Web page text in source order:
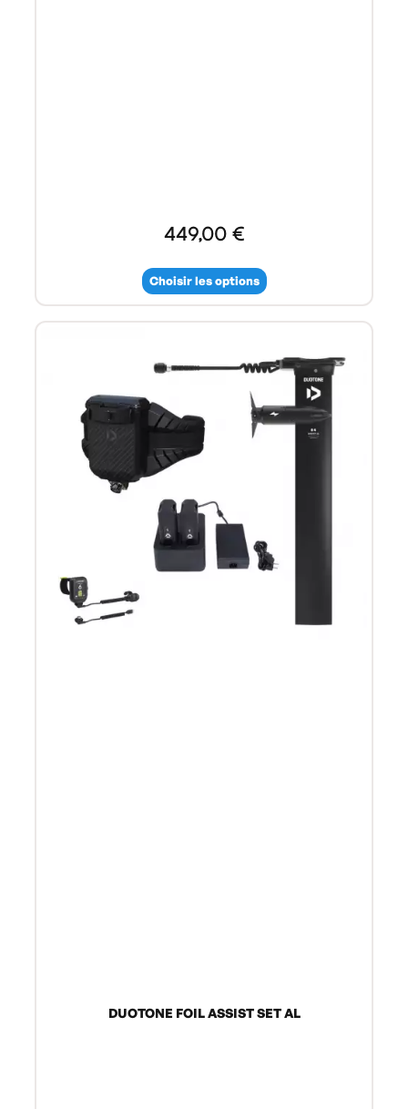
449,00 €
Choisir les options
DUOTONE FOIL ASSIST SET AL